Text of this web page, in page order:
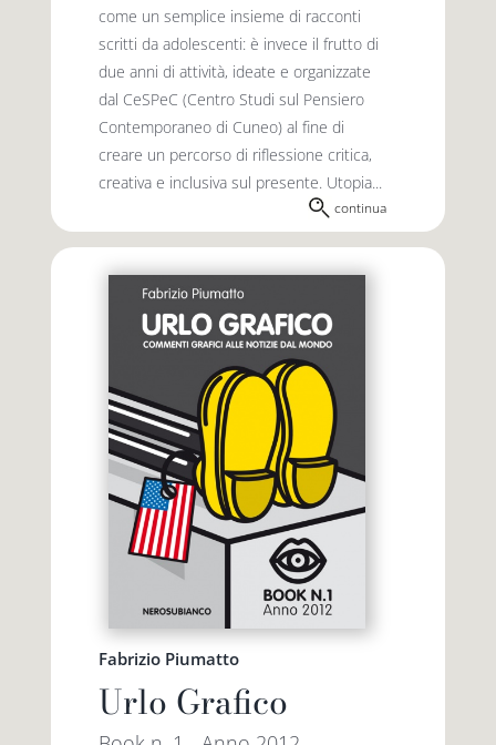
come un semplice insieme di racconti
scritti da adolescenti: è invece il frutto di
due anni di attività, ideate e organizzate
dal CeSPeC (Centro Studi sul Pensiero
Contemporaneo di Cuneo) al fine di
creare un percorso di riflessione critica,
creativa e inclusiva sul presente. Utopia...
continua
Fabrizio Piumatto
Urlo Grafico